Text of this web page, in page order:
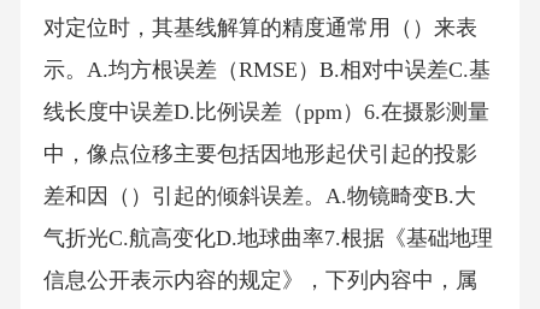
对定位时，其基线解算的精度通常用（）来表
示。A.均方根误差（RMSE）B.相对中误差C.基
线长度中误差D.比例误差（ppm）6.在摄影测量
中，像点位移主要包括因地形起伏引起的投影
差和因（）引起的倾斜误差。A.物镜畸变B.大
气折光C.航高变化D.地球曲率7.根据《基础地理
信息公开表示内容的规定》，下列内容中，属